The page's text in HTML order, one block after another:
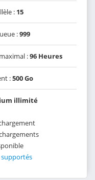
: 15
:999
:96 Heures
:500 Go
illimité
supportés